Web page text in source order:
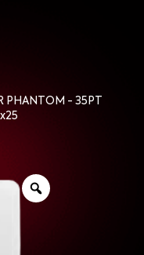
PHANTOM - 35PT